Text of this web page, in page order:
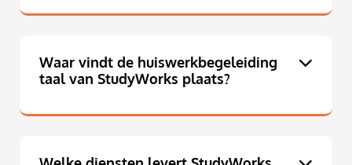
Waar vindt de huiswerkbegeleiding
taal van StudyWorks plaats?